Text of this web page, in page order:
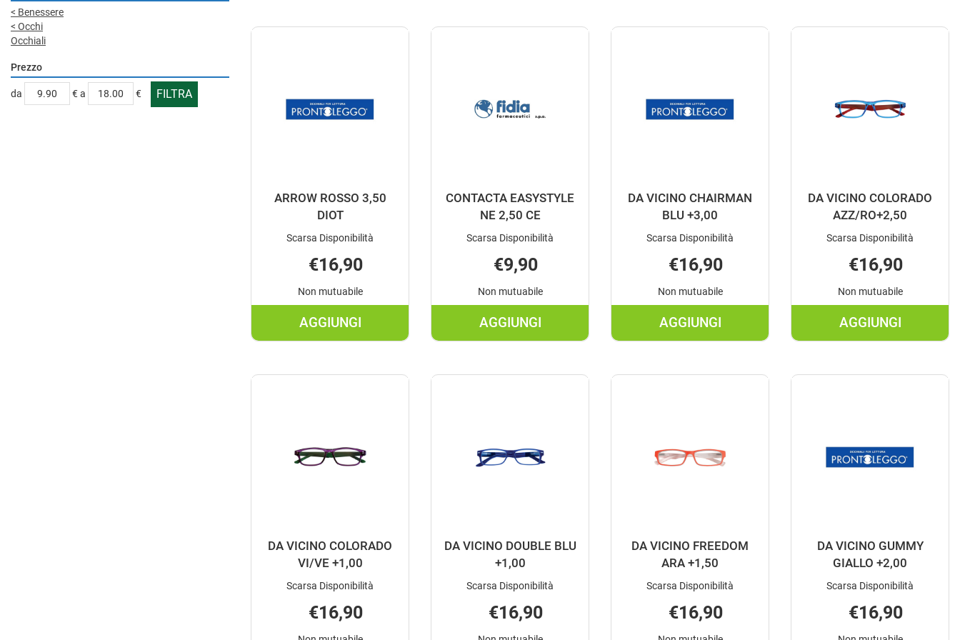
< Benessere
< Occhi
Occhiali
Prezzo
filtra
da €
filtra
a €
ARROW ROSSO 3,50
DIOT
Scarsa Disponibilità
€16,90
Non mutuabile
AGGIUNGI
AGGIUNGI ARROW
3,50
CONTACTA EASYSTYLE
NE 2,50 CE
Scarsa Disponibilità
€9,90
Non mutuabile
AGGIUNGI
AGGIUNGI CONTACTA
NE
DA VICINO CHAIRMAN
BLU +3,00
Scarsa Disponibilità
€16,90
Non mutuabile
AGGIUNGI
AGGIUNGI DA
CHAIRMAN
DA VICINO COLORADO
AZZ/RO+2,50
Scarsa Disponibilità
€16,90
Non mutuabile
AGGIUNGI
AGGIUNGI DA
COLORADO
DA VICINO COLORADO
VI/VE +1,00
Scarsa Disponibilità
€16,90
DA VICINO DOUBLE BLU
+1,00
Scarsa Disponibilità
€16,90
DA VICINO FREEDOM
ARA +1,50
Scarsa Disponibilità
€16,90
DA VICINO GUMMY
GIALLO +2,00
Scarsa Disponibilità
€16,90